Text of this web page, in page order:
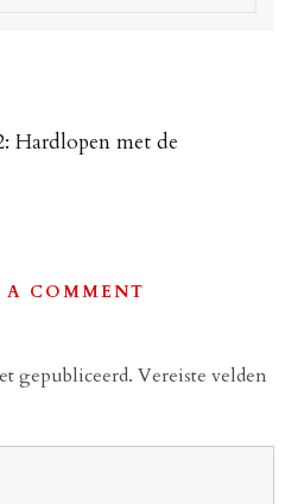
Hardlopen met de
A COMMENT
gepubliceerd. Vereiste velden